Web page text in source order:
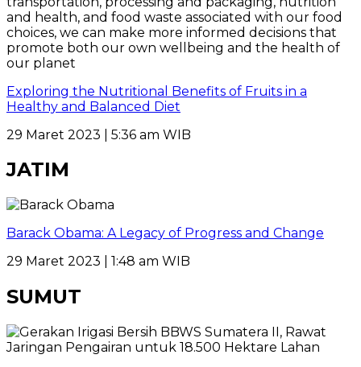
Exploring the Nutritional Benefits of Fruits in a
Healthy and Balanced Diet
29 Maret 2023 | 5:36 am WIB
JATIM
Barack Obama: A Legacy of Progress and Change
29 Maret 2023 | 1:48 am WIB
SUMUT